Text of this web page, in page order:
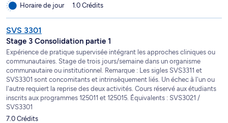
Horaire de jour
1.0 Crédits
SVS 3301
Stage 3 Consolidation partie 1
Expérience de pratique supervisée intégrant les approches cliniques ou
communautaires. Stage de trois jours/semaine dans un organisme
communautaire ou institutionnel. Remarque : Les sigles SVS3311 et
SVS3301 sont concomitants et intrinsèquement liés. Un échec à l'un ou
l'autre requiert la reprise des deux activités. Cours réservé aux étudiants
inscrits aux programmes 125011 et 125015. Équivalents : SVS3021 /
SVS3301
7.0 Crédits